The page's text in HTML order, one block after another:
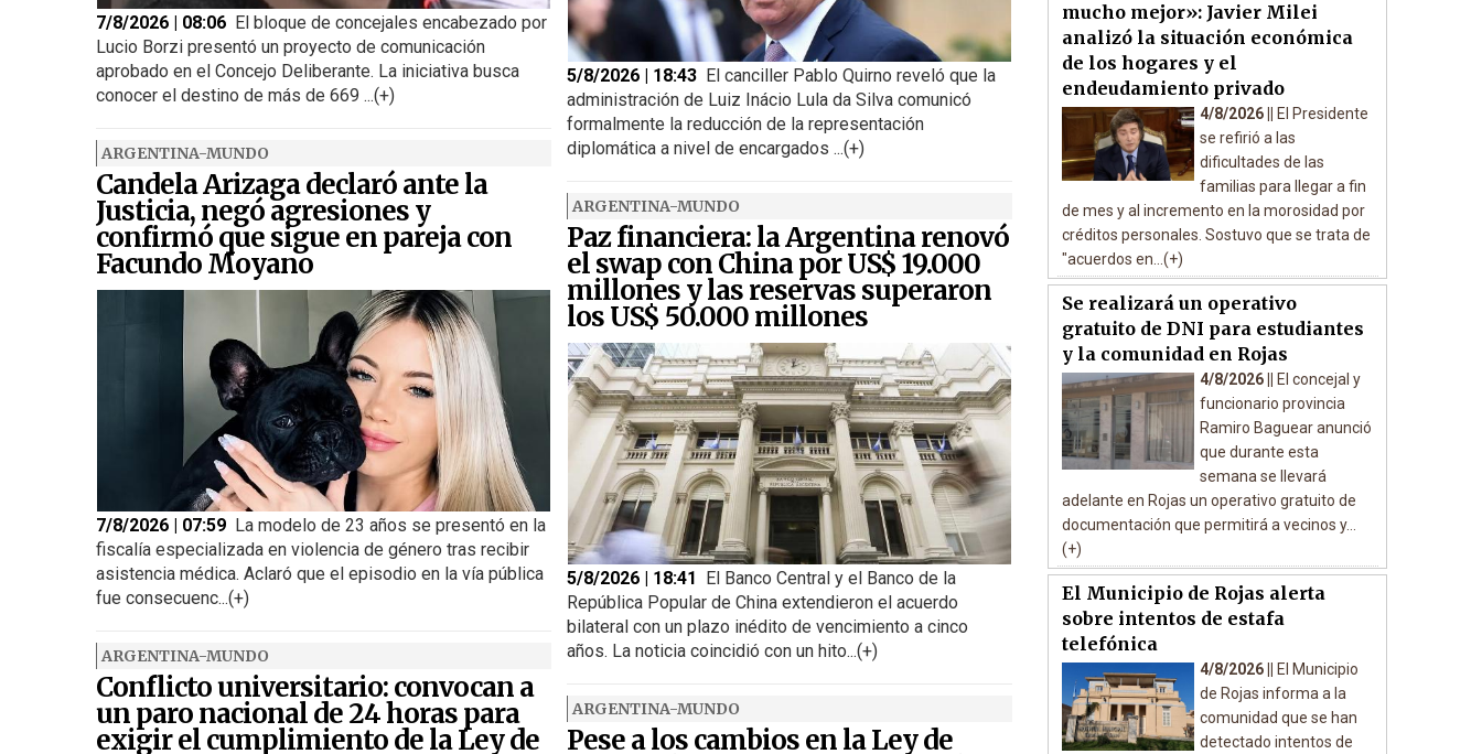
7/8/2026 | 08:06 El bloque de concejales encabezado por
Lucio Borzi presentó un proyecto de comunicación
aprobado en el Concejo Deliberante. La iniciativa busca
conocer el destino de más de 669 ...(+)
ARGENTINA-MUNDO
Candela Arizaga declaró ante la
Justicia, negó agresiones y
confirmó que sigue en pareja con
Facundo Moyano
7/8/2026 | 07:59 La modelo de 23 años se presentó en la
fiscalía especializada en violencia de género tras recibir
asistencia médica. Aclaró que el episodio en la vía pública
fue consecuenc...(+)
ARGENTINA-MUNDO
Conflicto universitario: convocan a
un paro nacional de 24 horas para
exigir el cumplimiento de la Ley de
5/8/2026 | 18:43 El canciller Pablo Quirno reveló que la
administración de Luiz Inácio Lula da Silva comunicó
formalmente la reducción de la representación
diplomática a nivel de encargados ...(+)
ARGENTINA-MUNDO
Paz financiera: la Argentina renovó
el swap con China por US$ 19.000
millones y las reservas superaron
los US$ 50.000 millones
5/8/2026 | 18:41
El Banco Central y el Banco de la
República Popular de China extendieron el acuerdo
bilateral con un plazo inédito de vencimiento a cinco
años. La noticia coincidió con un hito...(+)
ARGENTINA-MUNDO
Pese a los cambios en la Ley de
mucho mejor»: Javier Milei
analizó la situación económica
de los hogares y el
endeudamiento privado
4/8/2026 ||
El Presidente
se refirió a las
dificultades de las
familias para llegar a fin
de mes y al incremento en la morosidad por
créditos personales. Sostuvo que se trata de
"acuerdos en...(+)
Se realizará un operativo
gratuito de DNI para estudiantes
y la comunidad en Rojas
4/8/2026 ||
El concejal y
funcionario provincia
Ramiro Baguear anunció
que durante esta
semana se llevará
adelante en Rojas un operativo gratuito de
documentación que permitirá a vecinos y...
(+)
El Municipio de Rojas alerta
sobre intentos de estafa
telefónica
4/8/2026 ||
El Municipio
de Rojas informa a la
comunidad que se han
detectado intentos de